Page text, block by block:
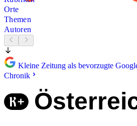
Orte
Themen
Autoren
Kleine Zeitung als bevorzugte
Chronik